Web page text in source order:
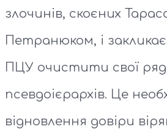
злочинів, скоєних
Петранюком, і
ПЦУ очистити свої
псевдоієрархів. Це
відновлення довіри